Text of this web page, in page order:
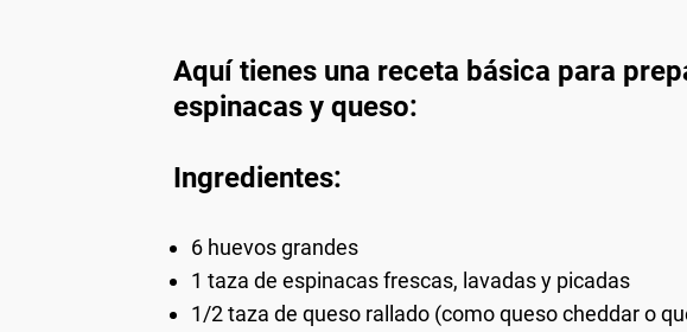
Aquí tienes una receta básica para
espinacas y queso:
Ingredientes:
6 huevos grandes
1 taza de espinacas frescas, lavadas y picadas
1/2 taza de queso rallado (como queso cheddar o